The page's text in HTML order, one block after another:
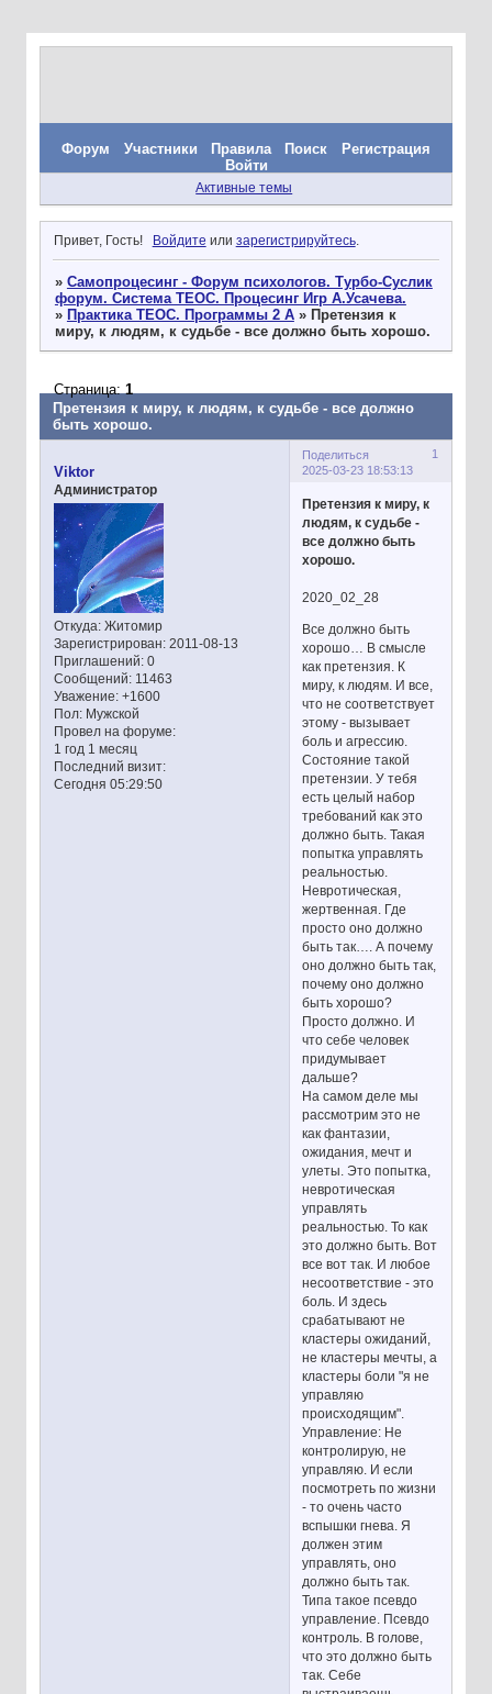
Форум Участники Правила Поиск
Регистрация
Войти
Активные темы
Привет, Гость! Войдите или зарегистрируйтесь.
» Самопроцесинг - Форум психологов. Турбо-Суслик
форум. Система ТЕОС. Процесинг Игр А.Усачева.
» Практика ТЕОС. Программы 2 А » Претензия к
миру, к людям, к судьбе - все должно быть хорошо.
Претензия к миру, к людям, к судьбе - все должно
быть хорошо.
Страница:1
Поделиться
1
2025-03-23 18:53:13
Viktor
Администратор
Откуда:Житомир
Зарегистрирован: 2011-08-13
Приглашений:0
Сообщений:11463
Уважение: +1600
Пол:Мужской
Провел на форуме:
1 год 1 месяц
Последний визит:
Сегодня 05:29:50
Претензия к миру, к
людям, к судьбе -
все должно быть
хорошо.
2020_02_28
Все должно быть
хорошо… В смысле
как претензия. К
миру, к людям. И все,
что не соответствует
этому - вызывает
боль и агрессию.
Состояние такой
претензии. У тебя
есть целый набор
требований как это
должно быть. Такая
попытка управлять
реальностью.
Невротическая,
жертвенная. Где
просто оно должно
быть так…. А почему
оно должно быть так,
почему оно должно
быть хорошо?
Просто должно. И
что себе человек
придумывает
дальше?
На самом деле мы
рассмотрим это не
как фантазии,
ожидания, мечт и
улеты. Это попытка,
невротическая
управлять
реальностью. То как
это должно быть. Вот
все вот так. И любое
несоответствие - это
боль. И здесь
срабатывают не
кластеры ожиданий,
не кластеры мечты, а
кластеры боли "я не
управляю
происходящим".
Управление: Не
контролирую, не
управляю. И если
посмотреть по жизни
- то очень часто
вспышки гнева. Я
должен этим
управлять, оно
должно быть так.
Типа такое псевдо
управление. Псевдо
контроль. В голове,
что это должно быть
так. Себе